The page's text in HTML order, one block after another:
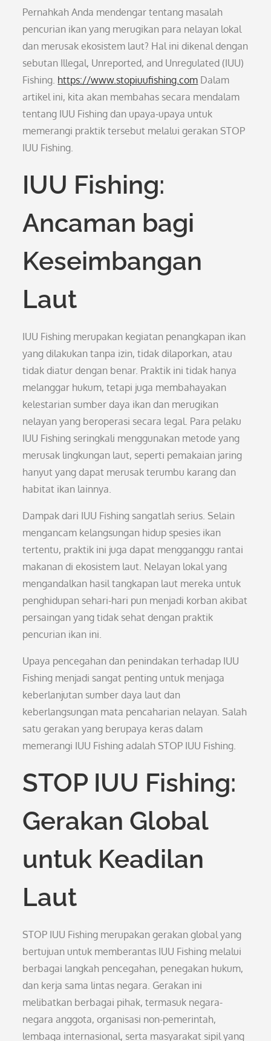
Pernahkah Anda mendengar tentang masalah
pencurian ikan yang merugikan para nelayan lokal
dan merusak ekosistem laut? Hal ini dikenal dengan
sebutan Illegal, Unreported, and Unregulated (IUU)
Fishing. https://www.stopiuufishing.com Dalam
artikel ini, kita akan membahas secara mendalam
tentang IUU Fishing dan upaya-upaya untuk
memerangi praktik tersebut melalui gerakan STOP
IUU Fishing.
IUU Fishing:
Ancaman bagi
Keseimbangan
Laut
IUU Fishing merupakan kegiatan penangkapan ikan
yang dilakukan tanpa izin, tidak dilaporkan, atau
tidak diatur dengan benar. Praktik ini tidak hanya
melanggar hukum, tetapi juga membahayakan
kelestarian sumber daya ikan dan merugikan
nelayan yang beroperasi secara legal. Para pelaku
IUU Fishing seringkali menggunakan metode yang
merusak lingkungan laut, seperti pemakaian jaring
hanyut yang dapat merusak terumbu karang dan
habitat ikan lainnya.
Dampak dari IUU Fishing sangatlah serius. Selain
mengancam kelangsungan hidup spesies ikan
tertentu, praktik ini juga dapat mengganggu rantai
makanan di ekosistem laut. Nelayan lokal yang
mengandalkan hasil tangkapan laut mereka untuk
penghidupan sehari-hari pun menjadi korban akibat
persaingan yang tidak sehat dengan praktik
pencurian ikan ini.
Upaya pencegahan dan penindakan terhadap IUU
Fishing menjadi sangat penting untuk menjaga
keberlanjutan sumber daya laut dan
keberlangsungan mata pencaharian nelayan. Salah
satu gerakan yang berupaya keras dalam
memerangi IUU Fishing adalah STOP IUU Fishing.
STOP IUU Fishing:
Gerakan Global
untuk Keadilan
Laut
STOP IUU Fishing merupakan gerakan global yang
bertujuan untuk memberantas IUU Fishing melalui
berbagai langkah pencegahan, penegakan hukum,
dan kerja sama lintas negara. Gerakan ini
melibatkan berbagai pihak, termasuk negara-
negara anggota, organisasi non-pemerintah,
lembaga internasional, serta masyarakat sipil yang